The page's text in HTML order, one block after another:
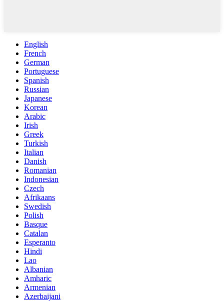
English
French
German
Portuguese
Spanish
Russian
Japanese
Korean
Arabic
Irish
Greek
Turkish
Italian
Danish
Romanian
Indonesian
Czech
Afrikaans
Swedish
Polish
Basque
Catalan
Esperanto
Hindi
Lao
Albanian
Amharic
Armenian
Azerbaijani